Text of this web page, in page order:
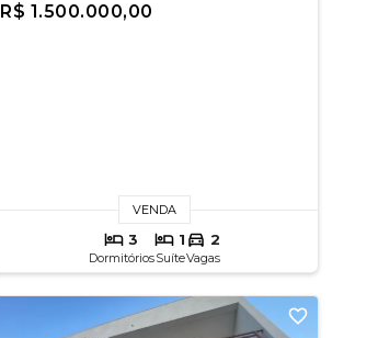
R$ 1.500.000,00
VENDA
3
Dormitórios
1
Suíte
2
Vagas